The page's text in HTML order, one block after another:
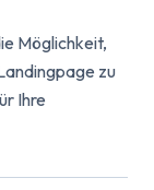
Möglichkeit,
zu
Ihre